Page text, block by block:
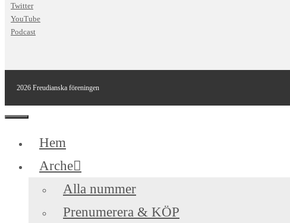
Twitter
YouTube
Podcast
2026 Freudianska föreningen
Stäng
Hem
Arche
Alla nummer
Prenumerera & KÖP